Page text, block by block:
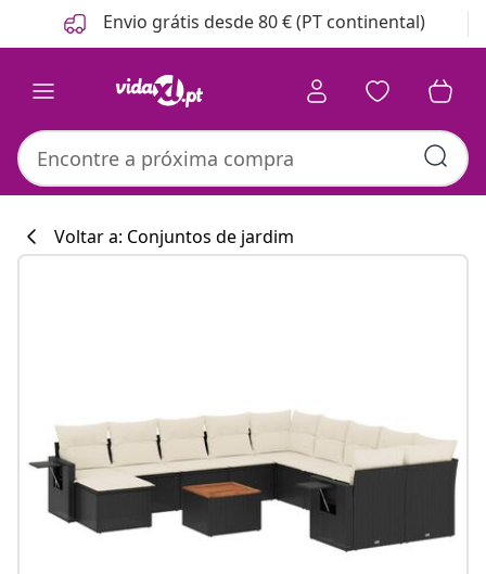
Anterior
Seguinte Envio grátis desde 80 € (PT continental)
Voltar a: Conjuntos de jardim